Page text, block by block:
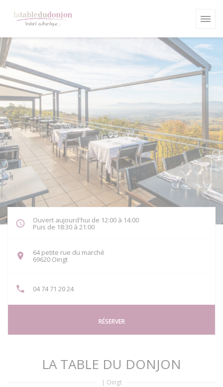
Ouvert aujourd'hui de 12:00 à 14:00
Puis de 18:30 à 21:00
64 petite rue du marché
69620 Oingt((ouvre une nouvelle fenêtre))
04 74 71 20 24
RÉSERVER
LA TABLE DU DONJON
| Oingt